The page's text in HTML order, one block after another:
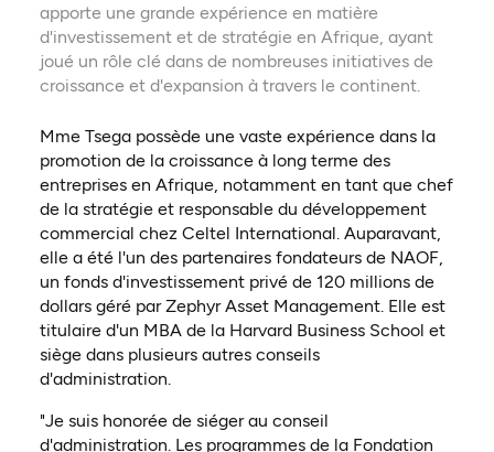
apporte une grande expérience en matière
d'investissement et de stratégie en Afrique, ayant
joué un rôle clé dans de nombreuses initiatives de
croissance et d'expansion à travers le continent.
Mme Tsega possède une vaste expérience dans la
promotion de la croissance à long terme des
entreprises en Afrique, notamment en tant que chef
de la stratégie et responsable du développement
commercial chez Celtel International. Auparavant,
elle a été l'un des partenaires fondateurs de NAOF,
un fonds d'investissement privé de 120 millions de
dollars géré par Zephyr Asset Management. Elle est
titulaire d'un MBA de la Harvard Business School et
siège dans plusieurs autres conseils
d'administration.
"Je suis honorée de siéger au conseil
d'administration. Les programmes de la Fondation